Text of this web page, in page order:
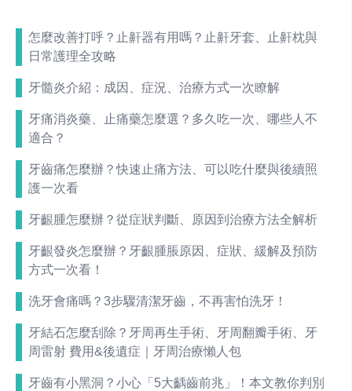
怎麼改善打呼？止鼾器有用嗎？止鼾牙套、止鼾枕與
日常護理全攻略
牙髓炎介紹：成因、症況、治療方式一次瞭解
牙痛消炎藥、止痛藥怎麼選？多久吃一次、哪些人不
適合？
牙齒痛怎麼辦？快速止痛方法、可以吃什麼與後續照
護一次看
牙齦腫怎麼辦？從症狀判斷、原因到治療方法全解析
牙齦發炎怎麼辦？牙齦腫脹原因、症狀、緩解及預防
方式一次看！
洗牙會痛嗎？3步驟清潔牙齒，不再害怕洗牙！
牙結石怎麼刮除？牙周再生手術、牙周翻瓣手術、牙
周雷射 費用&後遺症｜牙周治療懶人包
牙齒有小黑洞？小心「5大齲齒前兆」！本文教你判別